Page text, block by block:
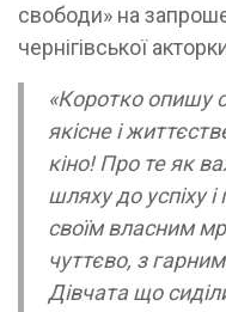
свободи» на
чернігівської
«Коротко опишу
якісне і
кіно! Про те як
шляху до успіху
своїм власним
чуттєво, з
Дівчата що